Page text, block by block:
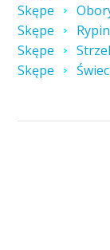
Skępe
Skępe
Rypin
Skępe
Skępe